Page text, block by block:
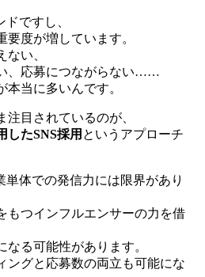
ですし、
要度が増しています。
い、
、応募につながらない……
当に多いんです。
目されているのが、
したSNS採用 というアプローチ
単体での発信力には限界があり
もつインフルエンサーの力を借
る可能性があります。
ングと応募数の両立も可能にな